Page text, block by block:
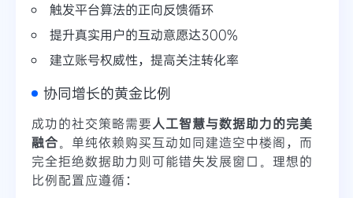
触发平台算法的正向反馈循环
提升真实用户的互动意愿达300%
建立账号权威性，提高关注转化率
协同增长的黄金比例
成功的社交策略需要 人工智慧与数据助力的完美
融合。单纯依赖购买互动如同建造空中楼阁，而
完全拒绝数据助力则可能错失发展窗口。理想的
比例配置应遵循：